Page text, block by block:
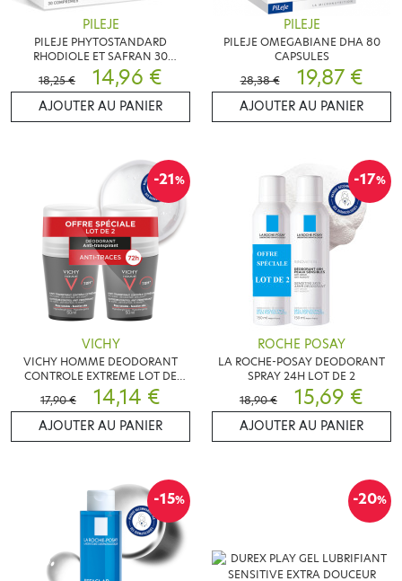
PILEJE
PILEJE PHYTOSTANDARD
RHODIOLE ET SAFRAN 30
COMPRIMES
18,25 € 14,96 €
AJOUTER AU PANIER
PILEJE
PILEJE OMEGABIANE DHA 80
CAPSULES
28,38 €
19,87 €
AJOUTER AU PANIER
-21%
VICHY
VICHY HOMME DEODORANT
CONTROLE EXTREME LOT DE
2X50ML
17,90 € 14,14 €
AJOUTER AU PANIER
-17%
ROCHE POSAY
LA ROCHE-POSAY DEODORANT
SPRAY 24H LOT DE 2
18,90 €
15,69 €
AJOUTER AU PANIER
-15% -20%